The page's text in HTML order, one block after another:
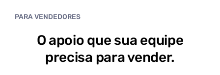
PARA VENDEDORES
O apoio que sua equipe
precisa para vender.